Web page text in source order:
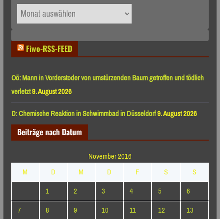
Archiv
nach
Fiwo-RSS-FEED
Oö: Mann in Vorderstoder von umstürzenden Baum getroffen und tödlich
verletzt9. August 2026
D: Chemische Reaktion in Schwimmbad in Düsseldorf9. August 2026
Beiträge nach Datum
November 2016
M
D M D F S
S
1
2 3 4 5
6
7
8 9 10 11 12
13